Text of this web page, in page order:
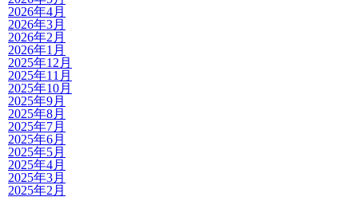
2026年4月
2026年3月
2026年2月
2026年1月
2025年12月
2025年11月
2025年10月
2025年9月
2025年8月
2025年7月
2025年6月
2025年5月
2025年4月
2025年3月
2025年2月